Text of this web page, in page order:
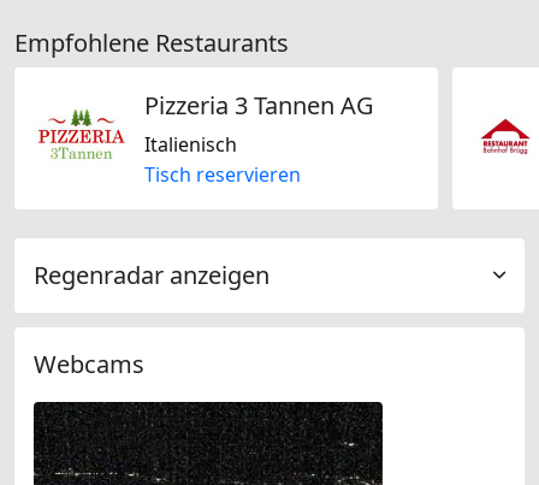
Empfohlene Restaurants
Pizzeria 3 Tannen AG
Italienisch
Tisch reservieren
Regenradar anzeigen
Webcams